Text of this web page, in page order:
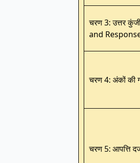
चरण 3: उत्तर
and
चरण 4: अंकों की
चरण 5: आपत्ति